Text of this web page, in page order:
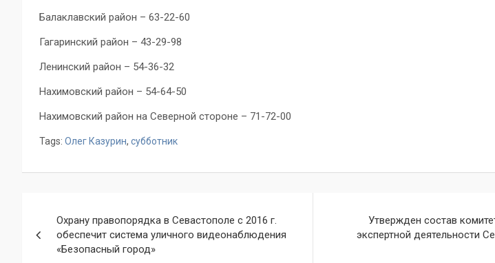
Балаклавский район – 63-22-60
Гагаринский район – 43-29-98
Ленинский район – 54-36-32
Нахимовский район – 54-64-50
Нахимовский район на Северной стороне – 71-72-00
Tags: Олег Казурин, субботник
по
Охрану правопорядка в Севастополе с 2016 г.
обеспечит система уличного видеонаблюдения
«Безопасный город»
Утвержден состав
экспертной деятельности